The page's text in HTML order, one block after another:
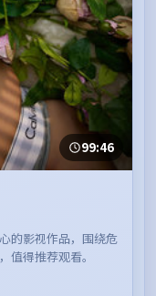
99:46
的影视作品，围绕危
值得推荐观看。